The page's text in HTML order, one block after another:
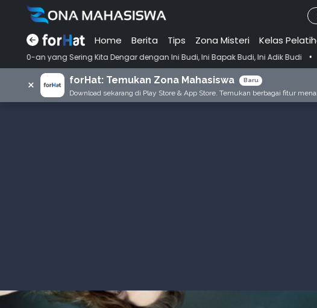
Home Berita Tips Zona Misteri Kelas
Kita Dengar dengan Ini Budi, Ini Bapak Budi, Ini Adik Budi • Punya Tujuan
× forHat: Temukan Zona Mahasiswa Baru
Download sekarang di Play Store & App Store. Temukan berbagai fitur